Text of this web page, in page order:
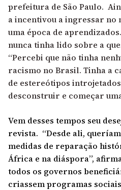
prefeitura de São Paulo.
a incentivou a ingressar no
uma época de
nunca tinha lido sobre a
“Percebi que não tinha
racismo no Brasil. Tinha a
de estereótipos
desconstruir e começar
Vem desses tempos seu
revista. “Desde ali,
medidas de reparação
África e na diáspora”,
todos os governos
criassem programas